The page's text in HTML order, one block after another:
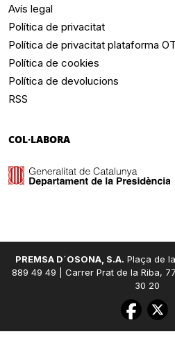
Avís legal
Política de privacitat
Política de privacitat plataforma
Política de cookies
Política de devolucions
RSS
COL·LABORA
PREMSA D´OSONA, S.A. Plaça de
889 49 49 | Carrer Prat de la Riba,
30 20